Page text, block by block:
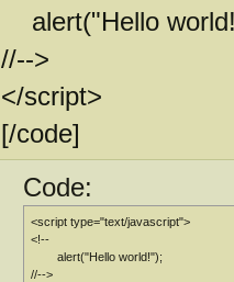
alert("Hello
//-->
</script>
[/code]
Code:
<script type="text/javascript">
<!--
//-->